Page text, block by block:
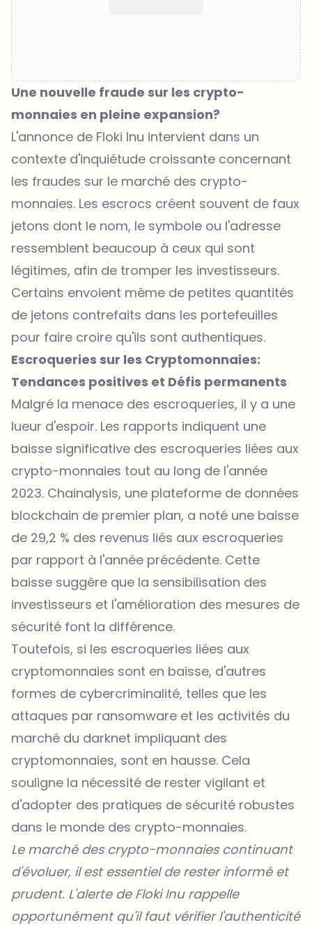
Une nouvelle fraude sur les crypto-
monnaies en pleine expansion?
L'annonce de Floki Inu intervient dans un
contexte d'inquiétude croissante concernant
les fraudes sur le marché des crypto-
monnaies. Les escrocs créent souvent de faux
jetons dont le nom, le symbole ou l'adresse
ressemblent beaucoup à ceux qui sont
légitimes, afin de tromper les investisseurs.
Certains envoient même de petites quantités
de jetons contrefaits dans les portefeuilles
pour faire croire qu'ils sont authentiques.
Escroqueries sur les Cryptomonnaies:
Tendances positives et Défis permanents
Malgré la menace des escroqueries, il y a une
lueur d'espoir. Les rapports indiquent une
baisse significative des escroqueries liées aux
crypto-monnaies tout au long de l'année
2023. Chainalysis, une plateforme de données
blockchain de premier plan, a noté une baisse
de 29,2 % des revenus liés aux escroqueries
par rapport à l'année précédente. Cette
baisse suggère que la sensibilisation des
investisseurs et l'amélioration des mesures de
sécurité font la différence.
Toutefois, si les escroqueries liées aux
cryptomonnaies sont en baisse, d'autres
formes de cybercriminalité, telles que les
attaques par ransomware et les activités du
marché du darknet impliquant des
cryptomonnaies, sont en hausse. Cela
souligne la nécessité de rester vigilant et
d'adopter des pratiques de sécurité robustes
dans le monde des crypto-monnaies.
Le marché des crypto-monnaies continuant
d'évoluer, il est essentiel de rester informé et
prudent. L'alerte de Floki Inu rappelle
opportunément qu'il faut vérifier l'authenticité